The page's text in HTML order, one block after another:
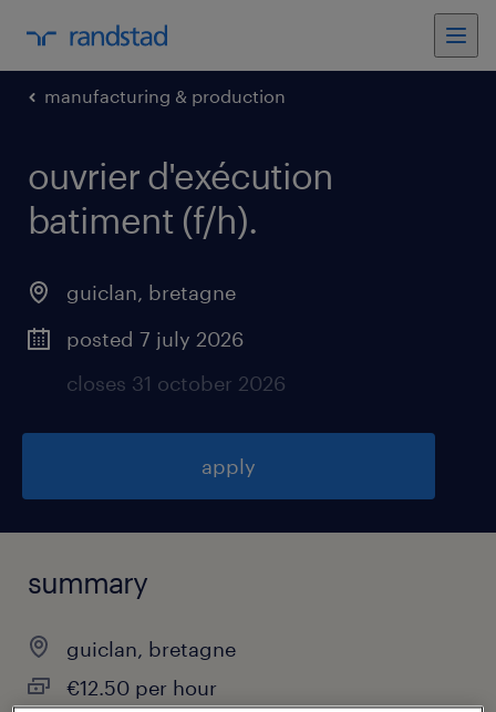
manufacturing & production
ouvrier d'exécution
batiment (f/h).
guiclan, bretagne
posted 7 july 2026
closes 31 october 2026
apply
summary
guiclan, bretagne
€12.50 per hour